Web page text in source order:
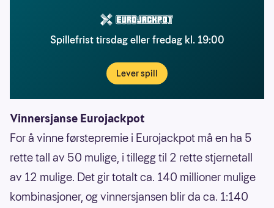
Spillefrist tirsdag eller fredag kl. 19:00
Lever spill
Vinnersjanse Eurojackpot
For å vinne førstepremie i Eurojackpot må en ha 5
rette tall av 50 mulige, i tillegg til 2 rette stjernetall
av 12 mulige. Det gir totalt ca. 140 millioner mulige
kombinasjoner, og vinnersjansen blir da ca. 1:140